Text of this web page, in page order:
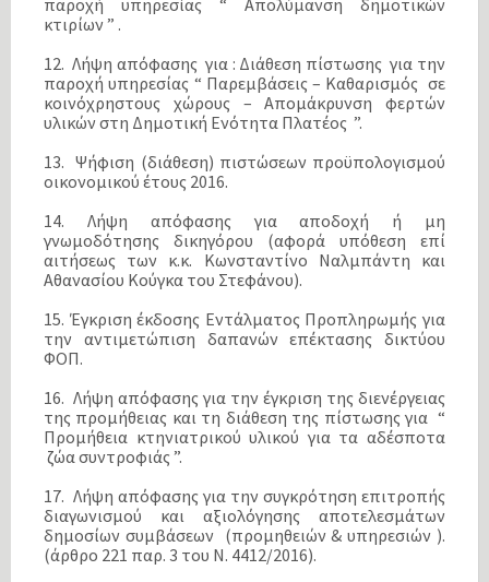
παροχή υπηρεσίας “ Απολύμανση δημοτικών
κτιρίων ” .
12. Λήψη απόφασης για : Διάθεση πίστωσης για την
παροχή υπηρεσίας “ Παρεμβάσεις – Καθαρισμός σε
κοινόχρηστους χώρους – Απομάκρυνση φερτών
υλικών στη Δημοτική Ενότητα Πλατέος ”.
13. Ψήφιση (διάθεση) πιστώσεων προϋπολογισμού
οικονομικού έτους 2016.
14. Λήψη απόφασης για αποδοχή ή μη
γνωμοδότησης δικηγόρου (αφορά υπόθεση επί
αιτήσεως των κ.κ. Κωνσταντίνο Ναλμπάντη και
Αθανασίου Κούγκα του Στεφάνου).
15. Έγκριση έκδοσης Εντάλματος Προπληρωμής για
την αντιμετώπιση δαπανών επέκτασης δικτύου
ΦΟΠ.
16. Λήψη απόφασης για την έγκριση της διενέργειας
της προμήθειας και τη διάθεση της πίστωσης για “
Προμήθεια κτηνιατρικού υλικού για τα αδέσποτα
ζώα συντροφιάς ”.
17. Λήψη απόφασης για την συγκρότηση επιτροπής
διαγωνισμού και αξιολόγησης αποτελεσμάτων
δημοσίων συμβάσεων (προμηθειών & υπηρεσιών ).
(άρθρο 221 παρ. 3 του Ν. 4412/2016).